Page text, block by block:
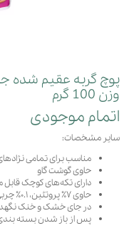
پوچ گربه عقیم شده
وزن 100 گرم
اتمام موجودی
سایر مشخصات:
مناسب برای تمامی
حاوی گوشت گاو
دارای تکه‌های کوچک
حاوی ۷٪ پروتئین، ۰.۱٪ چربی، ۱٪ فیبر و ۸۹٪ آب
در جای خشک و خنک
پس از باز شدن بسته